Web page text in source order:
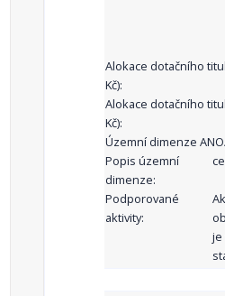
Alokace dotačního
Kč):
Alokace dotačního
Kč):
Územní dimenze
Popis územní
dimenze:
Podporované
aktivity:
je